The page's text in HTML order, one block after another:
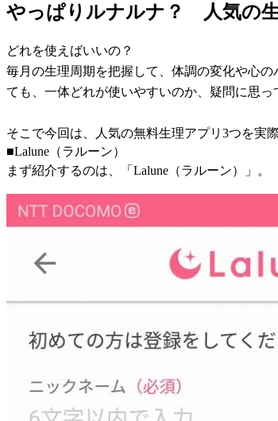
やっぱりルナルナ？ 人気の
どれを使えばいいの？
毎月の生理周期を把握して、体調の変化や心
ても、一体どれが使いやすいのか、疑問に思っ
そこで今回は、人気の無料生理アプリ3つを実
■Lalune（ラルーン）
まず紹介するのは、「Lalune（ラルーン）」。